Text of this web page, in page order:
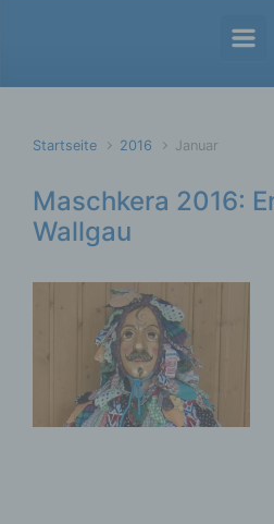
Startseite 2016 Januar
Maschkera 2016:
Wallgau